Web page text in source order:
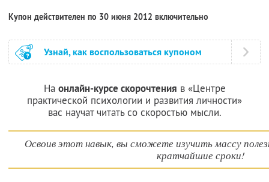
Купон действителен по 30 июня 2012 включительно
Узнай, как воспользоваться купоном
На онлайн-курсе скорочтения в «Центре
практической психологии и развития личности»
вас научат читать со скоростью мысли.
Освоив этот навык, вы сможете изучить массу
кратчайшие сроки!